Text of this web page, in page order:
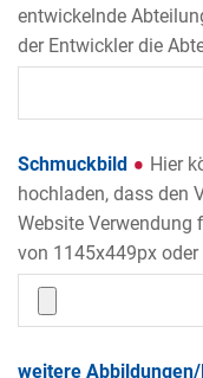
entwickelnde
der Entwickler die
Schmuckbild
Hier
hochladen, dass den
Website Verwendung
von 1145x449px oder
weitere